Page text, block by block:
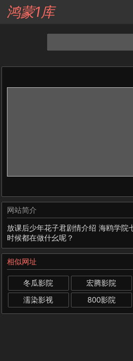
鸿蒙1库
网站简介
放课后少年花子君剧情介绍 海鸥学院
时候都在做什幺呢？
相似网址
冬瓜影院 宏腾影院
濡染影视
800影院